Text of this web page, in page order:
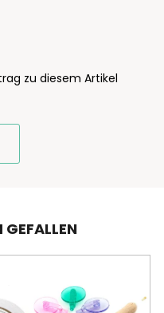
zu diesem Artikel